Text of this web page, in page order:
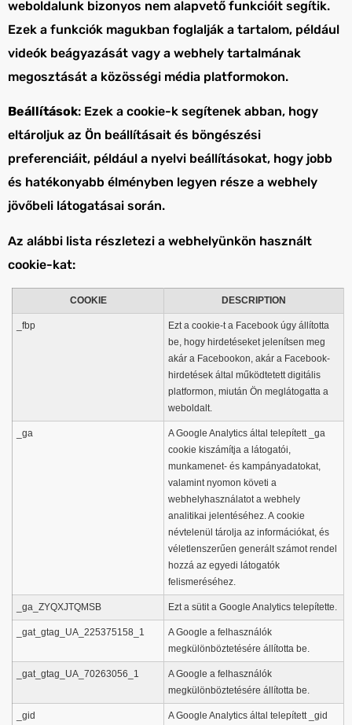
weboldalunk bizonyos nem alapvető funkcióit segítik.
Ezek a funkciók magukban foglalják a tartalom, például
videók beágyazását vagy a webhely tartalmának
megosztását a közösségi média platformokon.
Beállítások: Ezek a cookie-k segítenek abban, hogy
eltároljuk az Ön beállításait és böngészési
preferenciáit, például a nyelvi beállításokat, hogy jobb
és hatékonyabb élményben legyen része a webhely
jövőbeli látogatásai során.
Az alábbi lista részletezi a webhelyünkön használt
cookie-kat:
COOKIE DESCRIPTION
_fbp
Ezt a cookie-t a Facebook úgy állította
be, hogy hirdetéseket jelenítsen meg
akár a Facebookon, akár a Facebook-
hirdetések által működtetett digitális
platformon, miután Ön meglátogatta a
weboldalt.
_ga
A Google Analytics által telepített _ga
cookie kiszámítja a látogatói,
munkamenet- és kampányadatokat,
valamint nyomon követi a
webhelyhasználatot a webhely
analitikai jelentéséhez. A cookie
névtelenül tárolja az információkat, és
véletlenszerűen generált számot rendel
hozzá az egyedi látogatók
felismeréséhez.
_ga_ZYQXJTQMSB Ezt a sütit a Google Analytics telepítette.
_gat_gtag_UA_225375158_1
A Google a felhasználók
megkülönböztetésére állította be.
_gat_gtag_UA_70263056_1
A Google a felhasználók
megkülönböztetésére állította be.
_gid
A Google Analytics által telepített _gid